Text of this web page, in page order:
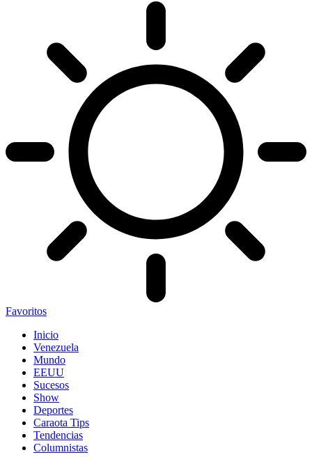
Favoritos
Inicio
Venezuela
Mundo
EEUU
Sucesos
Show
Deportes
Caraota Tips
Tendencias
Columnistas